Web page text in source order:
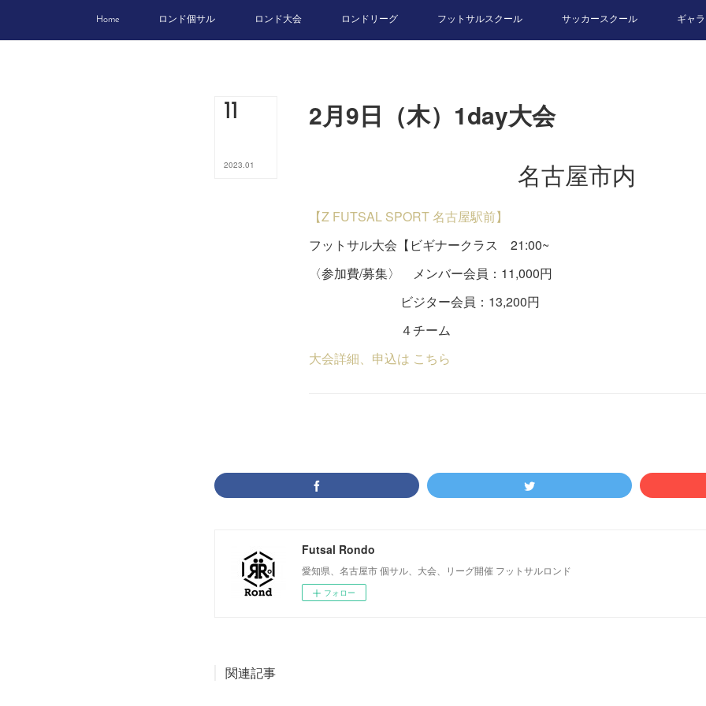
Home ロンド個サル ロンド大会 ロンドリーグ フットサルスクール サッカースクール ギャ
11
2023.01
2月9日（木）1day大会
名古屋市内
【Z FUTSAL SPORT 名古屋駅前】
フットサル大会【ビギナークラス 21:00~
〈参加費/募集〉 メンバー会員：11,000円
ビジター会員：13,200円
４チーム
大会詳細、申込は こちら
Futsal Rondo
愛知県、名古屋市 個サル、大会、リーグ開催 フットサルロンド
フォロー
関連記事